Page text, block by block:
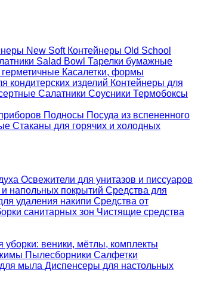
New Soft Контейнеры Old School
Salad Bowl Тарелки бумажные
Касалетки, формы
кондитерских изделий Контейнеры для
Салатники Соусники Термобоксы
Подносы Посуда из вспененного
Стаканы для горячих и холодных
Освежители для унитазов и писсуаров
напольных покрытий Средства для
удаления накипи Средства от
санитарных зон Чистящие средства
уборки: веники, мётлы, комплекты
Пылесборники Салфетки
мыла Диспенсеры для настольных